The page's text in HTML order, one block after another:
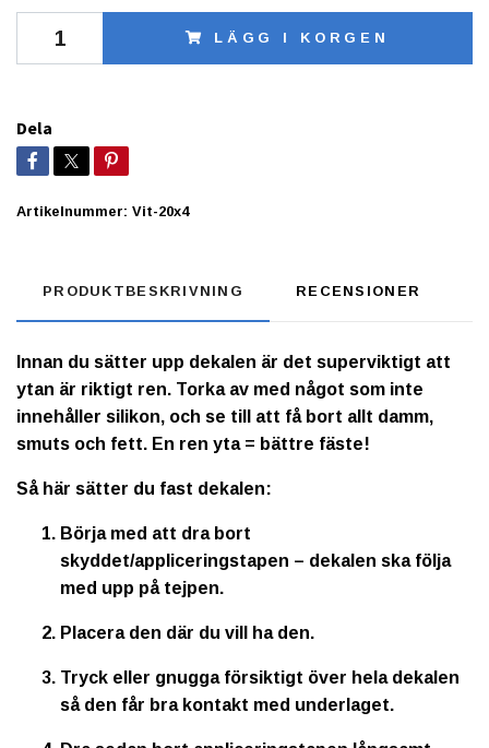
LÄGG I KORGEN
Dela
Artikelnummer: Vit-20x4
PRODUKTBESKRIVNING RECENSIONER
Innan du sätter upp dekalen är det superviktigt att
ytan är riktigt ren. Torka av med något som inte
innehåller silikon, och se till att få bort allt damm,
smuts och fett. En ren yta = bättre fäste!
Så här sätter du fast dekalen:
Börja med att dra bort
skyddet/appliceringstapen – dekalen ska följa
med upp på tejpen.
Placera den där du vill ha den.
Tryck eller gnugga försiktigt över hela dekalen
så den får bra kontakt med underlaget.